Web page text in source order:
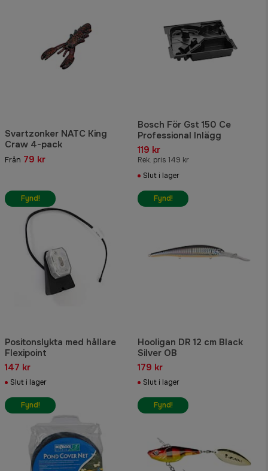
Svartzonker NATC King
Craw 4-pack
Från 79 kr
Bosch För Gst 150 Ce
Professional Inlägg
119 kr
Rek. pris 149 kr
Slut i lager
Positonslykta med hållare
Flexipoint
147 kr
Slut i lager
Fynd!
Hooligan DR 12 cm Black
Silver OB
179 kr
Slut i lager
Fynd!
Fynd! Fynd!